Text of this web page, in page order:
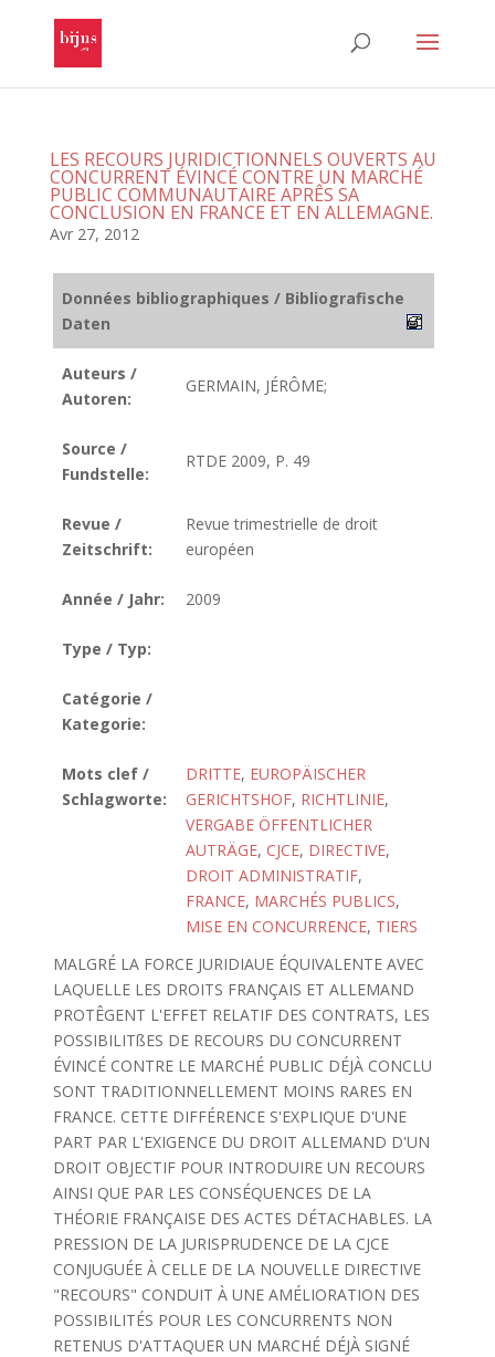
LES RECOURS JURIDICTIONNELS OUVERTS AU
CONCURRENT ÉVINCÉ CONTRE UN MARCHÉ
PUBLIC COMMUNAUTAIRE APRÊS SA
CONCLUSION EN FRANCE ET EN ALLEMAGNE.
Avr 27, 2012
Données bibliographiques / Bibliografische
Daten
Auteurs /
Autoren:
GERMAIN, JÉRÔME;
Source /
Fundstelle:
RTDE 2009, P. 49
Revue /
Zeitschrift:
Revue trimestrielle de droit
européen
Année / Jahr: 2009
Type / Typ:
Catégorie /
Kategorie:
Mots clef /
Schlagworte:
DRITTE, EUROPÄISCHER
GERICHTSHOF, RICHTLINIE,
VERGABE ÖFFENTLICHER
AUTRÄGE, CJCE, DIRECTIVE,
DROIT ADMINISTRATIF,
FRANCE, MARCHÉS PUBLICS,
MISE EN CONCURRENCE, TIERS
MALGRÉ LA FORCE JURIDIAUE ÉQUIVALENTE AVEC
LAQUELLE LES DROITS FRANÇAIS ET ALLEMAND
PROTÊGENT L'EFFET RELATIF DES CONTRATS, LES
POSSIBILITßES DE RECOURS DU CONCURRENT
ÉVINCÉ CONTRE LE MARCHÉ PUBLIC DÉJÀ CONCLU
SONT TRADITIONNELLEMENT MOINS RARES EN
FRANCE. CETTE DIFFÉRENCE S'EXPLIQUE D'UNE
PART PAR L'EXIGENCE DU DROIT ALLEMAND D'UN
DROIT OBJECTIF POUR INTRODUIRE UN RECOURS
AINSI QUE PAR LES CONSÉQUENCES DE LA
THÉORIE FRANÇAISE DES ACTES DÉTACHABLES. LA
PRESSION DE LA JURISPRUDENCE DE LA CJCE
CONJUGUÉE À CELLE DE LA NOUVELLE DIRECTIVE
"RECOURS" CONDUIT À UNE AMÉLIORATION DES
POSSIBILITÉS POUR LES CONCURRENTS NON
RETENUS D'ATTAQUER UN MARCHÉ DÉJÀ SIGNÉ